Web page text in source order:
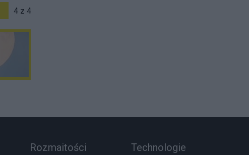
4 z 4
Rozmaitości Technologie